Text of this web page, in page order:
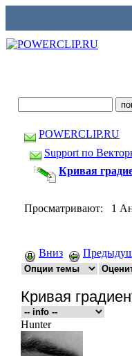
POWERCLIP.RU
Support по
Кривая
Просматривают: 1
Вниз
Кривая
Hunter